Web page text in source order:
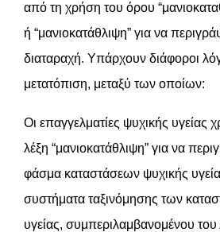
από τη χρήση του όρου
ή “μανιοκατάθλιψη” για να
διαταραχή. Υπάρχουν διάφοροι
μετατόπιση, μεταξύ των οποίων:
Οι επαγγελματίες ψυχικής υγείας
λέξη “μανιοκατάθλιψη” για να
φάσμα καταστάσεων ψυχικής
συστήματα ταξινόμησης των
υγείας, συμπεριλαμβανομένου του